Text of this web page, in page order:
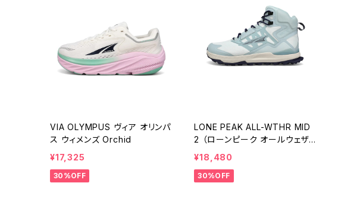
VIA OLYMPUS ヴィア オリンパ
ス ウィメンズ Orchid
¥17,325
30%OFF
LONE PEAK ALL-WTHR MID
2 （ローンピーク オールウェザ
ー ミッド 2） ウィメンズ Light Bl
¥18,480
30%OFF